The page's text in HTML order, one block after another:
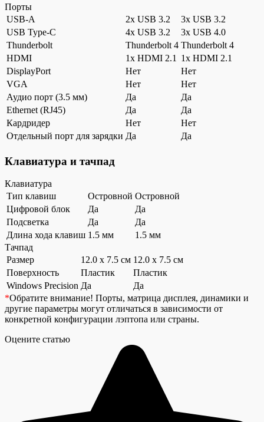
Порты
USB-A
2x USB 3.2
3x USB 3.2
USB Type-C
4x USB 3.2
3x USB 4.0
Thunderbolt
Thunderbolt 4 Thunderbolt 4
HDMI
1x HDMI 2.1
1x HDMI 2.1
DisplayPort
Нет
Нет
VGA
Нет
Нет
Аудио порт (3.5 мм)
Да
Да
Ethernet (RJ45)
Да
Да
Кардридер
Нет
Нет
Отдельный порт для зарядки Да Да
Клавиатура и тачпад
Клавиатура
Тип клавиш
Островной Островной
Цифровой блок
Да
Да
Подсветка
Да
Да
Длина хода клавиш 1.5 мм
1.5 мм
Тачпад
Размер
12.0 x 7.5 см 12.0 x 7.5 см
Поверхность
Пластик
Пластик
Windows Precision Да
Да
*Обратите внимание! Порты, матрица дисплея, динамики и
другие параметры могут отличаться в зависимости от
конкретной конфигурации лэптопа или страны.
Оцените статью